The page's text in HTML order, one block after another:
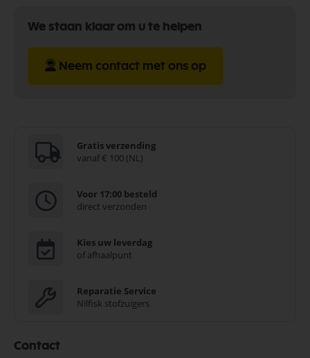
We staan klaar om u te helpen
Neem contact met ons op
Gratis verzending
vanaf € 100 (NL)
Voor 17:00 besteld
direct verzonden
Kies uw leverdag
of afhaalpunt
Reparatie Service
Nilfisk stofzuigers
Contact